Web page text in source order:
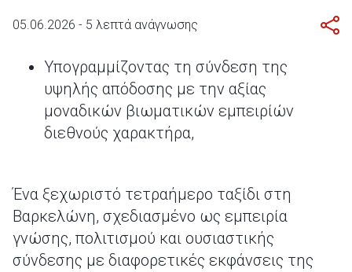
05.06.2026 - 5 λεπτά ανάγνωσης
Υπογραμμίζοντας τη σύνδεση της
υψηλής απόδοσης με την αξίας
μοναδικών βιωματικών εμπειρίών
διεθνούς χαρακτήρα,
Ένα ξεχωριστό τετραήμερο ταξίδι στη
Βαρκελώνη, σχεδιασμένο ως εμπειρία
γνώσης, πολιτισμού και ουσιαστικής
σύνδεσης με διαφορετικές εκφάνσεις της